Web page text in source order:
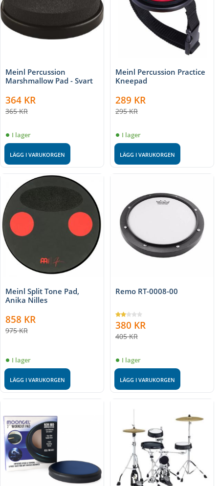
Meinl Percussion
Marshmallow Pad - Svart
364 KR
365KR
I lager
LÄGG I VARUKORGEN
Meinl Percussion Practice
Kneepad
289 KR
295KR
I lager
LÄGG I VARUKORGEN
Meinl Split Tone Pad,
Anika Nilles
858 KR
975KR
I lager
LÄGG I VARUKORGEN
Remo RT-0008-00
380 KR
405KR
I lager
LÄGG I VARUKORGEN